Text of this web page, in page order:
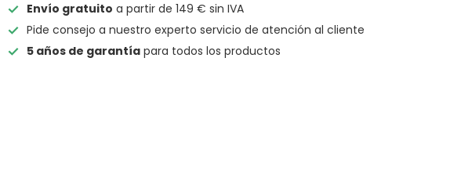
Envío gratuito a partir de 149 € sin IVA
Pide consejo a nuestro experto servicio de atención al cliente
5 años de garantía para todos los productos